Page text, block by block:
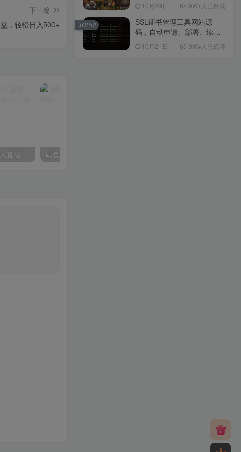
下一篇
，轻松日入500+
最新风口项目，淘宝无人直播，懒人必备，小白也可轻松日入三位数
教程-多功能GM后台工具-网
页注册-安卓版本！
10月28日 65.9W+人已阅读
SSL证书管理工具网站源
码，自动申请、部署、续期
10月21日 65.9W+人已阅读
TOP12